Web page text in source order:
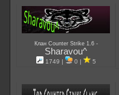
Клан Counter Strike 1.6 -
Sharavou^
1749 | 0 | 5